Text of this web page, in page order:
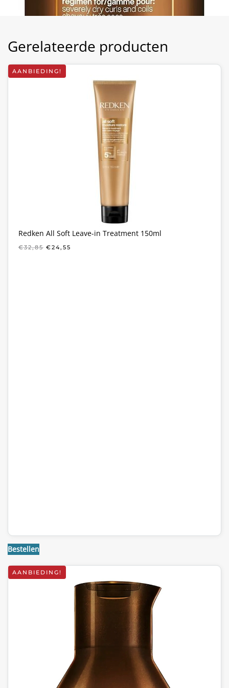
Gerelateerde producten
AANBIEDING!
Redken All Soft Leave-in Treatment 150ml
€32,85 OORSPRONKELIJKE
€24,55
Bestellen
AANBIEDING!